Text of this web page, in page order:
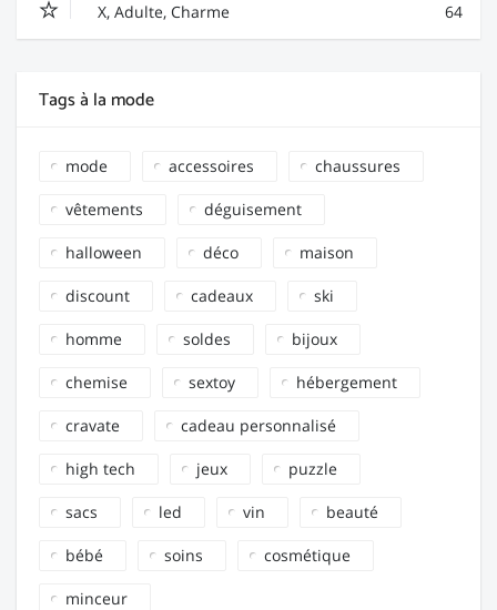
X, Adulte, Charme 64
Tags à la mode
mode accessoires chaussures
vêtements déguisement
halloween déco maison
discount cadeaux ski
homme soldes bijoux
chemise sextoy hébergement
cravate cadeau personnalisé
high tech jeux puzzle
sacs led vin beauté
bébé soins cosmétique
minceur